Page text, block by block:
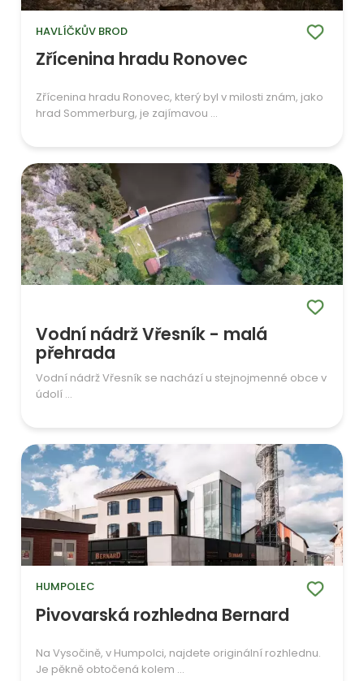
HAVLÍČKŮV BROD
Zřícenina hradu Ronovec
Zřícenina hradu Ronovec, který byl v milosti znám, jako
hrad Sommerburg, je zajímavou ...
Vodní nádrž Vřesník - malá
přehrada
Vodní nádrž Vřesník se nachází u stejnojmenné obce v
údolí ...
HUMPOLEC
Pivovarská rozhledna Bernard
Na Vysočině, v Humpolci, najdete originální rozhlednu.
Je pěkně obtočená kolem ...